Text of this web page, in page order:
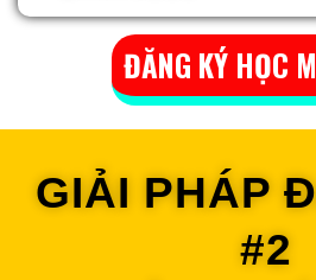
ĐĂNG KÝ HỌC
GIẢI PHÁP
#2